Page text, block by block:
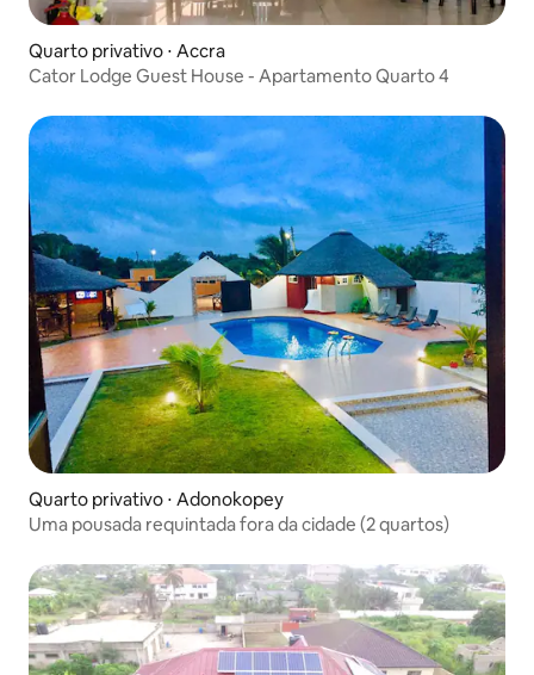
Quarto privativo ⋅ Accra
Cator Lodge Guest House - Apartamento Quarto 4
Quarto privativo ⋅ Adonokopey
Uma pousada requintada fora da cidade (2 quartos)